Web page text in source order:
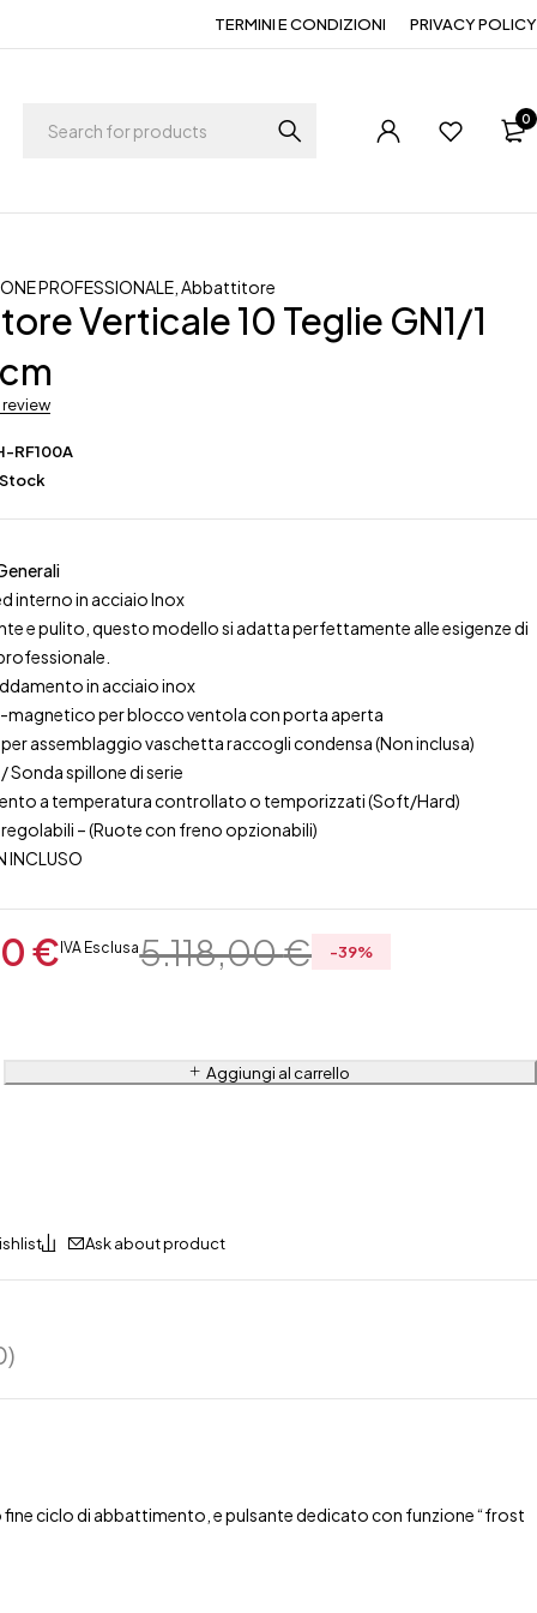
TERMINI E CONDIZIONI PRIVACY POLICY
0
PROFESSIONALE ,Abbattitore
Verticale 10 Teglie GN1/1
review
RF100A
interno in acciaio Inox
e pulito, questo modello si adatta perfettamente alle esigenze di
in acciaio inox
per blocco ventola con porta aperta
assemblaggio vaschetta raccogli condensa (Non inclusa)
Sonda spillone di serie
a temperatura controllato o temporizzati (Soft/Hard)
regolabili – (Ruote con freno opzionabili)
INCLUSO
5.118,00€
€ IVA Esclusa -39%
Aggiungi al carrello
Ask about product
ciclo di abbattimento, e pulsante dedicato con funzione “frost